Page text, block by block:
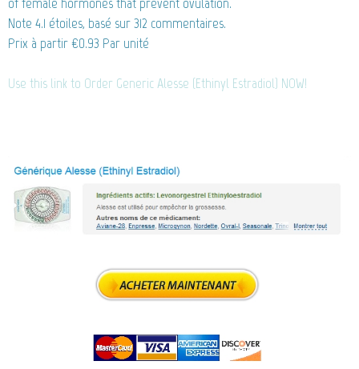
Note 4.1 étoiles, basé sur312 commentaires.
Prix à partir€0.93 Par unité
Use this link to Order Generic Alesse (Ethinyl Estradiol) NOW!